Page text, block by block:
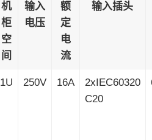
机
柜
空
间
输入
电压
额
定
电
流
输入插头
1U 250V 16A
2xIEC60320
C20